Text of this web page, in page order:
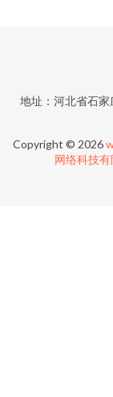
地址：河北省石家
Copyright © 2026
网络科技有